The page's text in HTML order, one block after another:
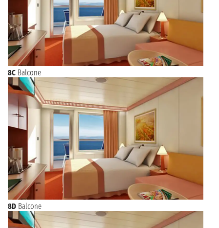
8C Balcone
8D Balcone